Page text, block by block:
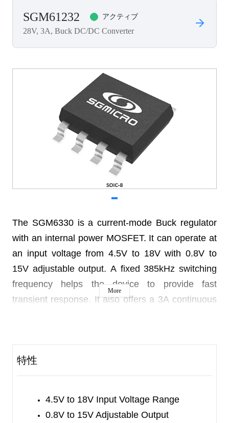
SGM61232 アクティブ
28V, 3A, Buck DC/DC Converter
The SGM6330 is a current-mode Buck regulator
with an internal power MOSFET. It can operate at
an input voltage from 4.5V to 18V with 0.8V to
15V adjustable output. A fixed 385kHz switching
frequency helps the device to provide fast
transient response. It also offers a 3A continuous
In off mode, the voltage regulator's supply current
current limit and thermal shutdown features. The
internal soft-start function and the external
More
特性
4.5V to 18V Input Voltage Range
0.8V to 15V Adjustable Output